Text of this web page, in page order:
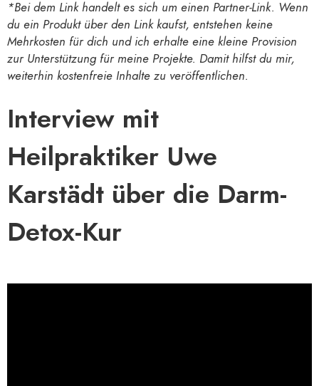
*Bei dem Link handelt es sich um einen Partner-Link. Wenn
du ein Produkt über den Link kaufst, entstehen keine
Mehrkosten für dich und ich erhalte eine kleine Provision
zur Unterstützung für meine Projekte. Damit hilfst du mir,
weiterhin kostenfreie Inhalte zu veröffentlichen.
Interview mit
Heilpraktiker Uwe
Karstädt über die Darm-
Detox-Kur